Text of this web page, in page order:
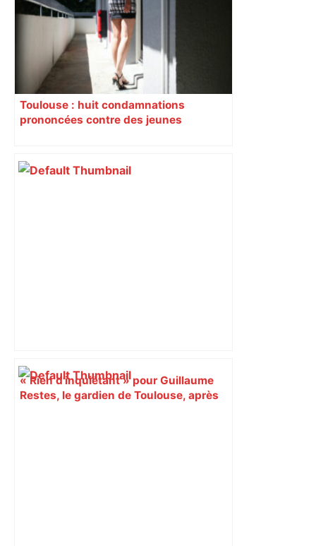
Toulouse : huit condamnations
prononcées contre des jeunes
« Rien d'inquiétant » pour Guillaume
Restes, le gardien de Toulouse, après